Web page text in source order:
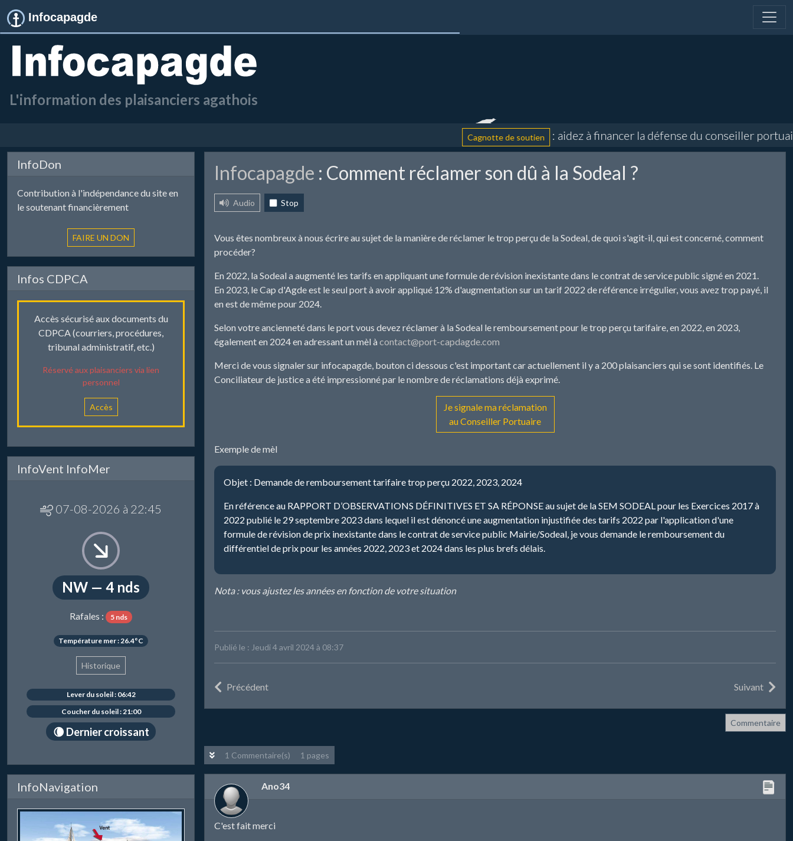
Infocapagde
L'information des plaisanciers agathois
Cagnotte de soutien : aidez à financer la défense du conseiller portuaire
InfoDon
Contribution à l'indépendance du site en
le soutenant financièrement
Infos CDPCA
Accès sécurisé aux documents du
CDPCA (courriers, procédures,
tribunal administratif, etc.)
Réservé aux plaisanciers via lien
personnel
Accès
InfoVent InfoMer
07-08-2026 à 22:45
NW — 4 nds
Rafales : 5 nds
Température mer : 26.4°C
Historique
Lever du soleil : 06:42
Coucher du soleil : 21:00
🌘 Dernier croissant
InfoNavigation
Infocapagde : Comment réclamer son dû à la Sodeal ?
Audio Stop
Vous êtes nombreux à nous écrire au sujet de la manière de réclamer le trop perçu de la Sodeal, de quoi s'agit-il, qui est concerné, comment
procéder?
En 2022, la Sodeal a augmenté les tarifs en appliquant une formule de révision inexistante dans le contrat de service public signé en 2021.
En 2023, le Cap d'Agde est le seul port à avoir appliqué 12% d'augmentation sur un tarif 2022 de référence irrégulier, vous avez trop payé, il
en est de même pour 2024.
Selon votre ancienneté dans le port vous devez réclamer à la Sodeal le remboursement pour le trop perçu tarifaire, en 2022, en 2023,
également en 2024 en adressant un mèl à contact@port-capdagde.com
Merci de vous signaler sur infocapagde, bouton ci dessous c'est important car actuellement il y a 200 plaisanciers qui se sont identifiés. Le
Conciliateur de justice a été impressionné par le nombre de réclamations déjà exprimé.
Je signale ma réclamation
au Conseiller Portuaire
Exemple de mèl
Objet : Demande de remboursement tarifaire trop perçu 2022, 2023, 2024
En référence au RAPPORT D’OBSERVATIONS DÉFINITIVES ET SA RÉPONSE au sujet de la SEM SODEAL pour les Exercices 2017 à
2022 publié le 29 septembre 2023 dans lequel il est dénoncé une augmentation injustifiée des tarifs 2022 par l'application d'une
formule de révision de prix inexistante dans le contrat de service public Mairie/Sodeal, je vous demande le remboursement du
différentiel de prix pour les années 2022, 2023 et 2024 dans les plus brefs délais.
Nota : vous ajustez les années en fonction de votre situation
Publié le : Jeudi 4 avril 2024 à 08:37
Précédent Suivant
Commentaire
1 Commentaire(s) 1 pages
Ano34
C'est fait merci